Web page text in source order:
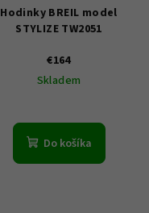
Hodinky BREIL model
STYLIZE TW2051
€164
Skladem
Do košíka